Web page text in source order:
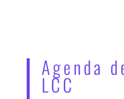
Agenda
LCC